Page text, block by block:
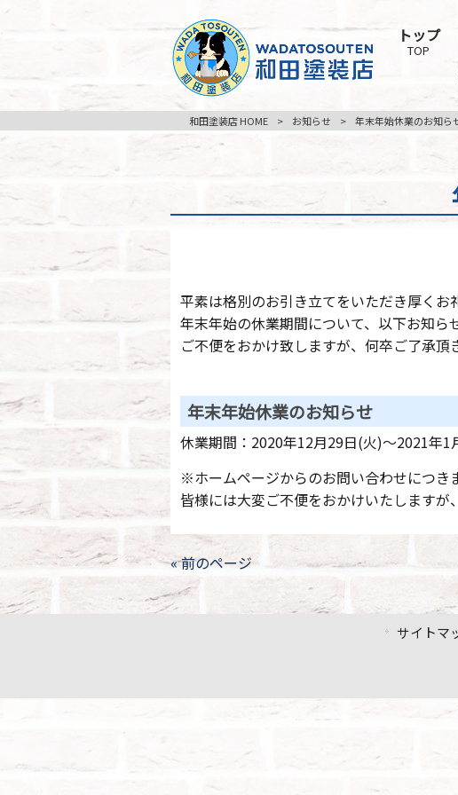
トップ
TOP
和田塗装店 HOME > お知らせ > 年末年始休業のお知ら
平素は格別のお引き立てをいただき厚くお
年末年始の休業期間について、以下お知ら
ご不便をおかけ致しますが、何卒ご了承頂
年末年始休業のお知らせ
休業期間：2020年12月29日(火)～2021年1
※ホームページからのお問い合わせにつき
皆様には大変ご不便をおかけいたしますが
« 前のページ
サイトマ